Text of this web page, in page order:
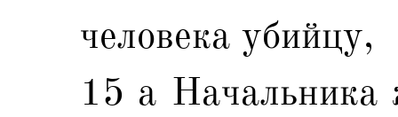
человека убийцу,
15 а Начальника